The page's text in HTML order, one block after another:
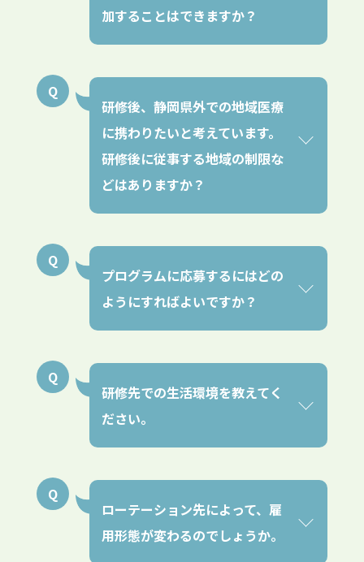
加することはできますか？
研修後、静岡県外での地域医療
に携わりたいと考えています。
研修後に従事する地域の制限な
どはありますか？
プログラムに応募するにはどの
ようにすればよいですか？
研修先での生活環境を教えてく
ださい。
ローテーション先によって、雇
用形態が変わるのでしょうか。